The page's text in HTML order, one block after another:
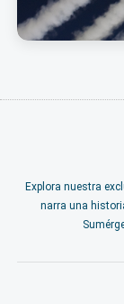
Explora nuestra
narra una